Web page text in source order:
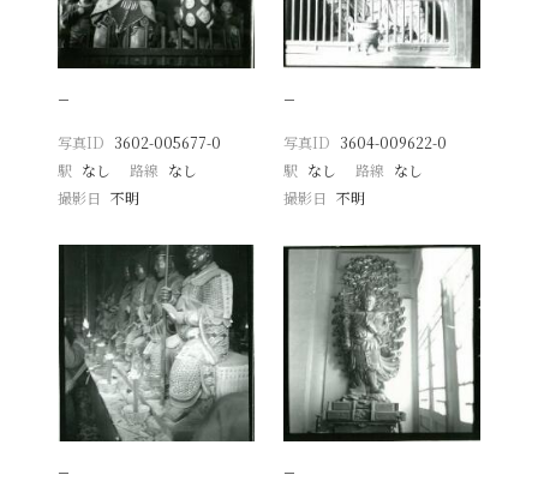
−
写真ID 3602-005677-0
駅 なし 路線 なし
撮影日
不明
−
写真ID 3604-009622-0
駅 なし 路線 なし
撮影日 不明
− −